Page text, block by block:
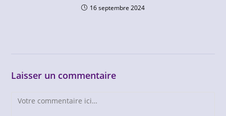
16 septembre 2024
Laisser un commentaire
Comment